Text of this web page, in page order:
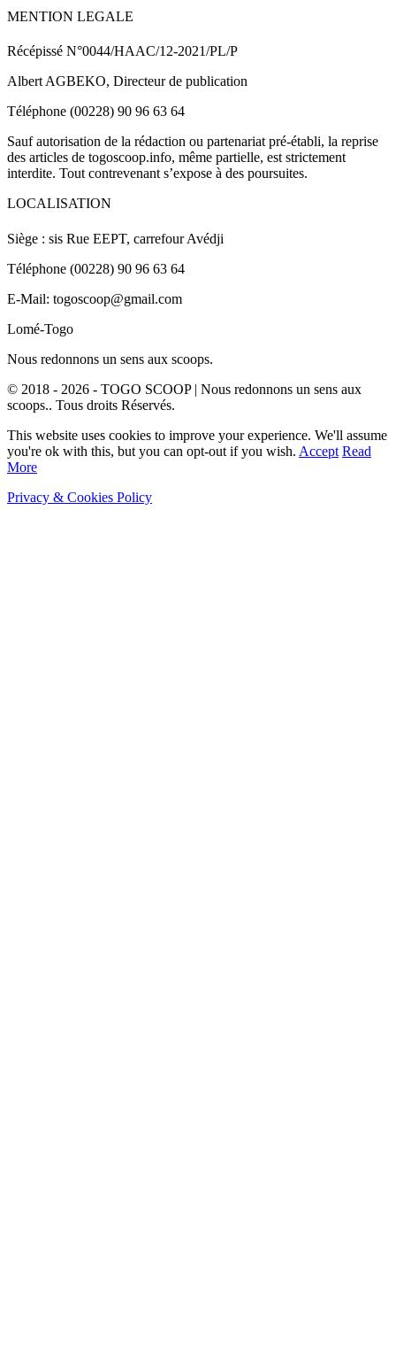
MENTION LEGALE
Récépissé N°0044/HAAC/12-2021/PL/P
Albert AGBEKO, Directeur de publication
Téléphone (00228) 90 96 63 64
Sauf autorisation de la rédaction ou partenariat pré-établi, la reprise
des articles de togoscoop.info, même partielle, est strictement
interdite. Tout contrevenant s’expose à des poursuites.
LOCALISATION
Siège : sis Rue EEPT, carrefour Avédji
Téléphone (00228) 90 96 63 64
E-Mail: togoscoop@gmail.com
Lomé-Togo
Nous redonnons un sens aux scoops.
© 2018 - 2026 - TOGO SCOOP | Nous redonnons un sens aux
scoops.. Tous droits Réservés.
This website uses cookies to improve your experience. We'll assume
you're ok with this, but you can opt-out if you wish. Accept Read
More
Privacy & Cookies Policy